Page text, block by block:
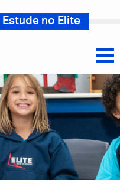
Estude no Elite